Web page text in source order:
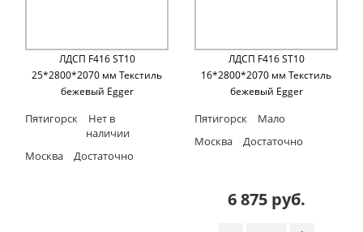
ЛДСП F416 ST10
25*2800*2070 мм Текстиль
бежевый Egger
Пятигорск
Нет в
наличии
Москва
Достаточно
ЛДСП F416 ST10
16*2800*2070 мм Текстиль
бежевый Egger
Пятигорск
Мало
Москва
Достаточно
6 875 руб.